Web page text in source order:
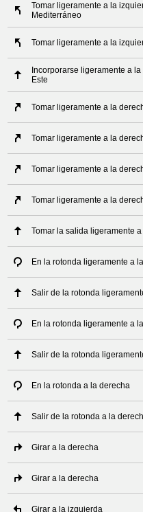
Tomar ligeramente a la
Mediterráneo
Tomar ligeramente a la
Incorporarse ligeramente a
Este
Tomar ligeramente a la
Tomar ligeramente a la
Tomar ligeramente a la
Tomar ligeramente a la
Tomar la salida ligeramente
En la rotonda ligeramente a
Salir de la rotonda
En la rotonda ligeramente a
Salir de la rotonda
En la rotonda a la derecha
Salir de la rotonda a la
Girar a la derecha
Girar a la derecha
Girar a la izquierda